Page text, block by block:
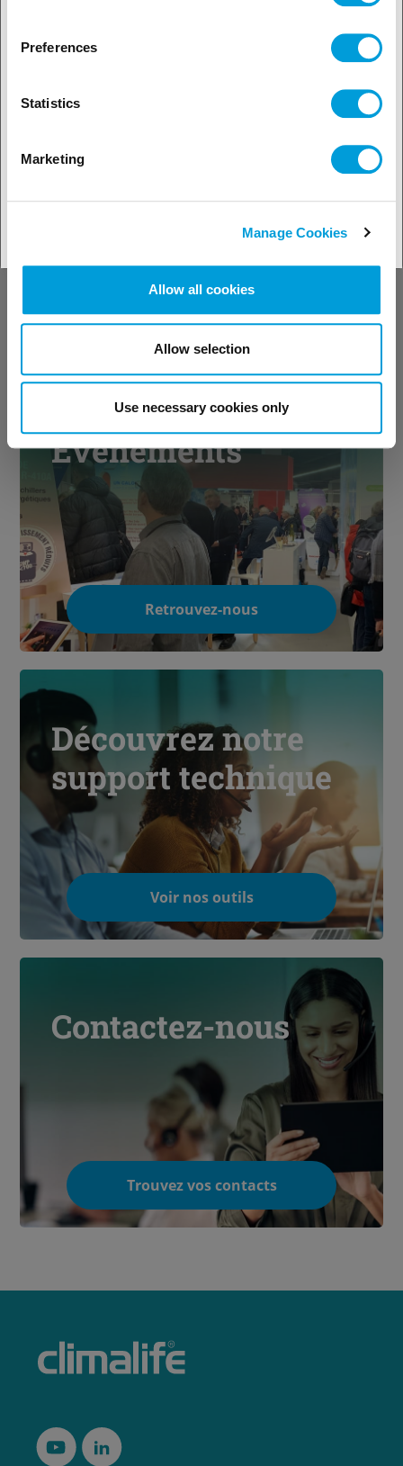
Preferences
Statistics
Marketing
Manage Cookies
Allow all cookies
Allow selection
Use necessary cookies only
PGM-IR et PGM-IR CO2
détecteur de fuites portable de la
marque Bacharach qui offre des
supérieures pour la détection de fuites
portable à faible niveau de ppm de
fluides frigorigènes, de CO2, d'oxyde
(SF6).
Évènements
Retrouvez-nous
Découvrez notre
support technique
Voir nos outils
Contactez-nous
Trouvez vos contacts